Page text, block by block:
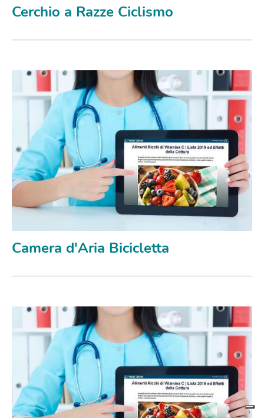
Cerchio a Razze Ciclismo
Camera d'Aria Bicicletta